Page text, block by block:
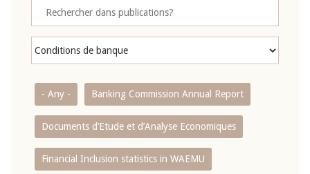
- Any - Banking Commission Annual Report
Documents d’Etude et d’Analyse Economiques
Financial Inclusion statistics in WAEMU